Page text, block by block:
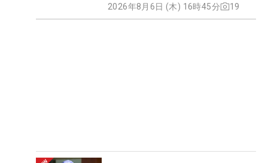
2026年8月6日 (木) 16時45分 19